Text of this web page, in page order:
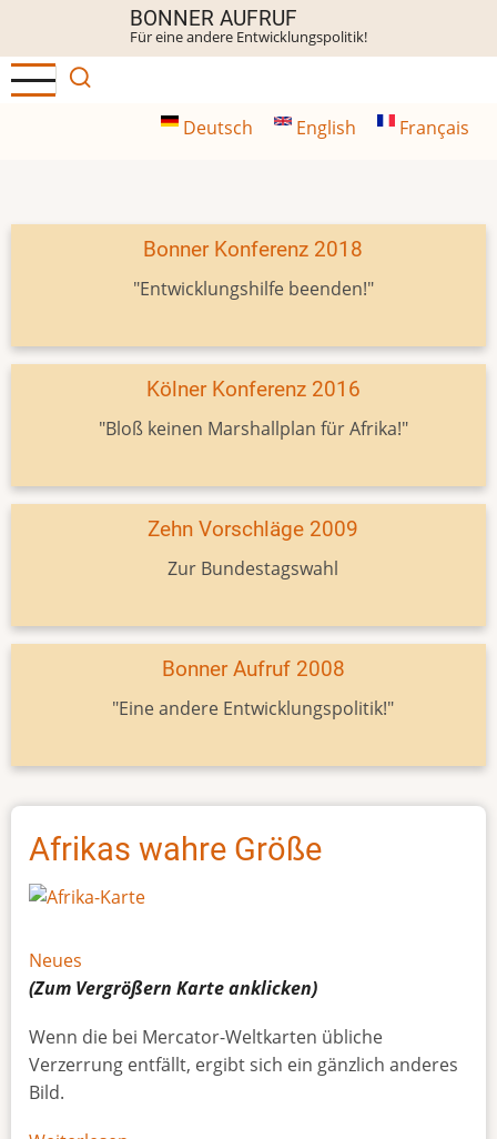
Inhalt
BONNER AUFRUF
Für eine andere Entwicklungspolitik!
Deutsch English Français
Bonner Konferenz 2018
"Entwicklungshilfe beenden!"
Kölner Konferenz 2016
"Bloß keinen Marshallplan für Afrika!"
Zehn Vorschläge 2009
Zur Bundestagswahl
Bonner Aufruf 2008
"Eine andere Entwicklungspolitik!"
Afrikas wahre Größe
Neues
(Zum Vergrößern Karteanklicken)
Wenn die bei Mercator-Weltkarten übliche
Verzerrung entfällt, ergibt sich ein gänzlich anderes
Bild.